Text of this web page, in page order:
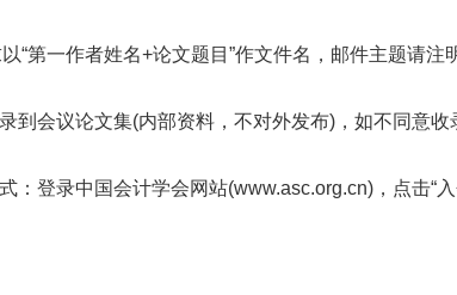
“第一作者姓名+论文题目”作文件名，邮件主题请注
到会议论文集(内部资料，不对外发布) ，如不同意
：登录中国会计学会网站(www.asc.org.cn)，点击“